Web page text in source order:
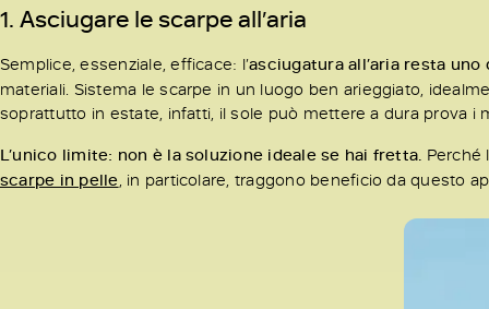
1. Asciugare le scarpe all’aria
Semplice, essenziale, efficace: l’asciugatura all’aria resta
materiali. Sistema le scarpe in un luogo ben arieggiato,
soprattutto in estate, infatti, il sole può mettere a dura prova i
L’unico limite: non è la soluzione ideale se hai fretta. Perché
scarpe in pelle , in particolare, traggono beneficio da questo